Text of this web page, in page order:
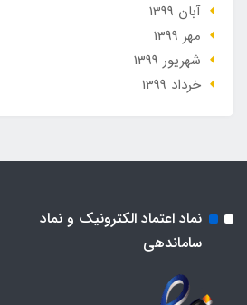
آبان 1399
مهر 1399
شهریور 1399
خرداد 1399
نماد اعتماد الکترونیک و نماد
ساماندهی